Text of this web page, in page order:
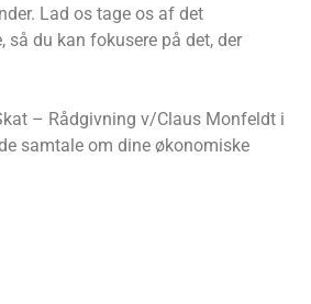
Lad os tage os af det
så du kan fokusere på det, der
– Rådgivning v/Claus Monfeldt i
samtale om dine økonomiske